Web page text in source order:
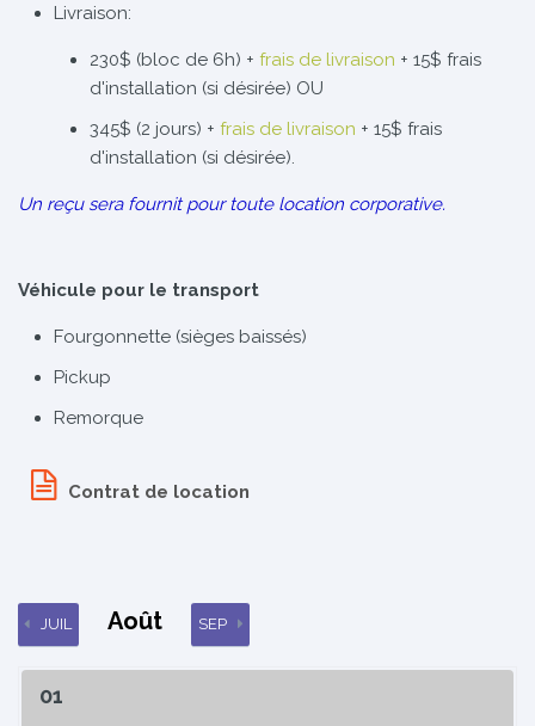
Livraison:
230$ (bloc de 6h) + frais de livraison + 15$ frais
d'installation (si désirée) OU
345$ (2 jours) + frais de livraison + 15$ frais
d'installation (si désirée).
Un reçu sera fournit pour toute location corporative.
Véhicule pour le transport
Fourgonnette (sièges baissés)
Pickup
Remorque
Contrat de location
JUIL Août SEP
01